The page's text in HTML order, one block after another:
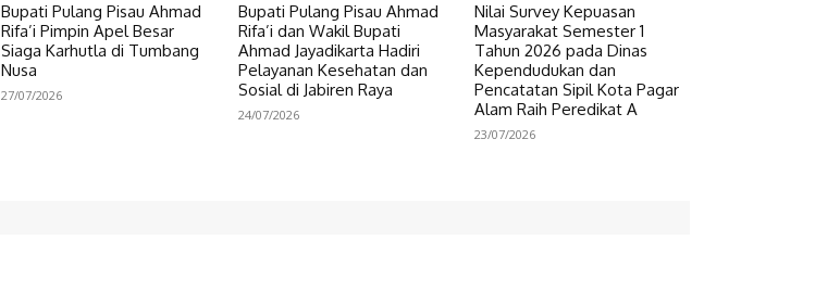
Bupati Pulang Pisau Ahmad
Rifa’i Pimpin Apel Besar
Siaga Karhutla di Tumbang
Nusa
27/07/2026
Bupati Pulang Pisau Ahmad
Rifa’i dan Wakil Bupati
Ahmad Jayadikarta Hadiri
Pelayanan Kesehatan dan
Sosial di Jabiren Raya
24/07/2026
Nilai Survey Kepuasan
Masyarakat Semester 1
Tahun 2026 pada Dinas
Kependudukan dan
Pencatatan Sipil Kota Pagar
Alam Raih Peredikat A
23/07/2026